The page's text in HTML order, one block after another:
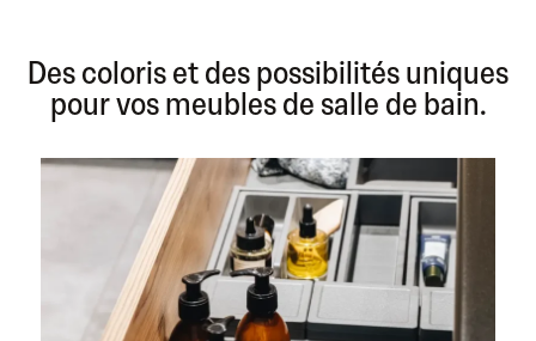
Des coloris et des possibilités uniques
pour vos meubles de salle de bain.